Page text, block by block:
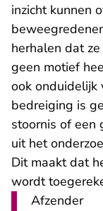
inzicht kunnen
herhalen dat
geen motief
ook onduidelijk
bedreiging is
stoornis of een
uit het
Dit maakt dat
wordt
Afzender